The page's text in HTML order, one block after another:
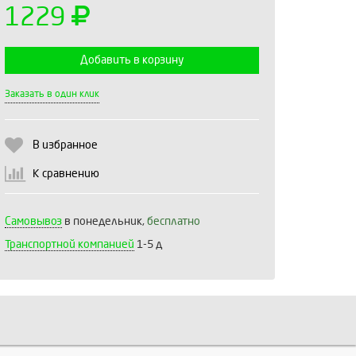
1229
Добавить в корзину
Заказать в один клик
В избранное
К сравнению
Самовывоз в понедельник, бесплатно
Транспортной компанией 1-5 д